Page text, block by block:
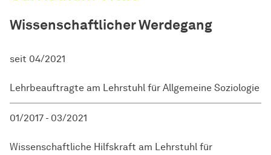
Wissenschaftlicher Werdegang
seit 04/2021
Lehrbeauftragte am Lehrstuhl für Allgemeine Soziologie
01/2017 - 03/2021
Wissenschaftliche Hilfskraft am Lehrstuhl für